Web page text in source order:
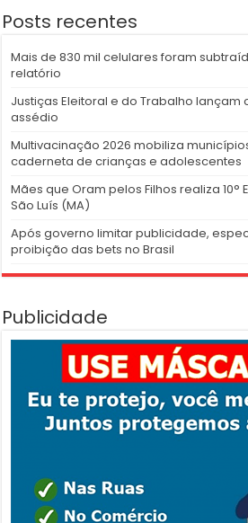
Posts recentes
Mais de 830 mil celulares foram
relatório
Justiças Eleitoral e do Trabalho
assédio
Multivacinação 2026 mobiliza
caderneta de crianças e adolescentes
Mães que Oram pelos Filhos realiza 10°
São Luís (MA)
Após governo limitar publicidade,
proibição das bets no Brasil
Publicidade